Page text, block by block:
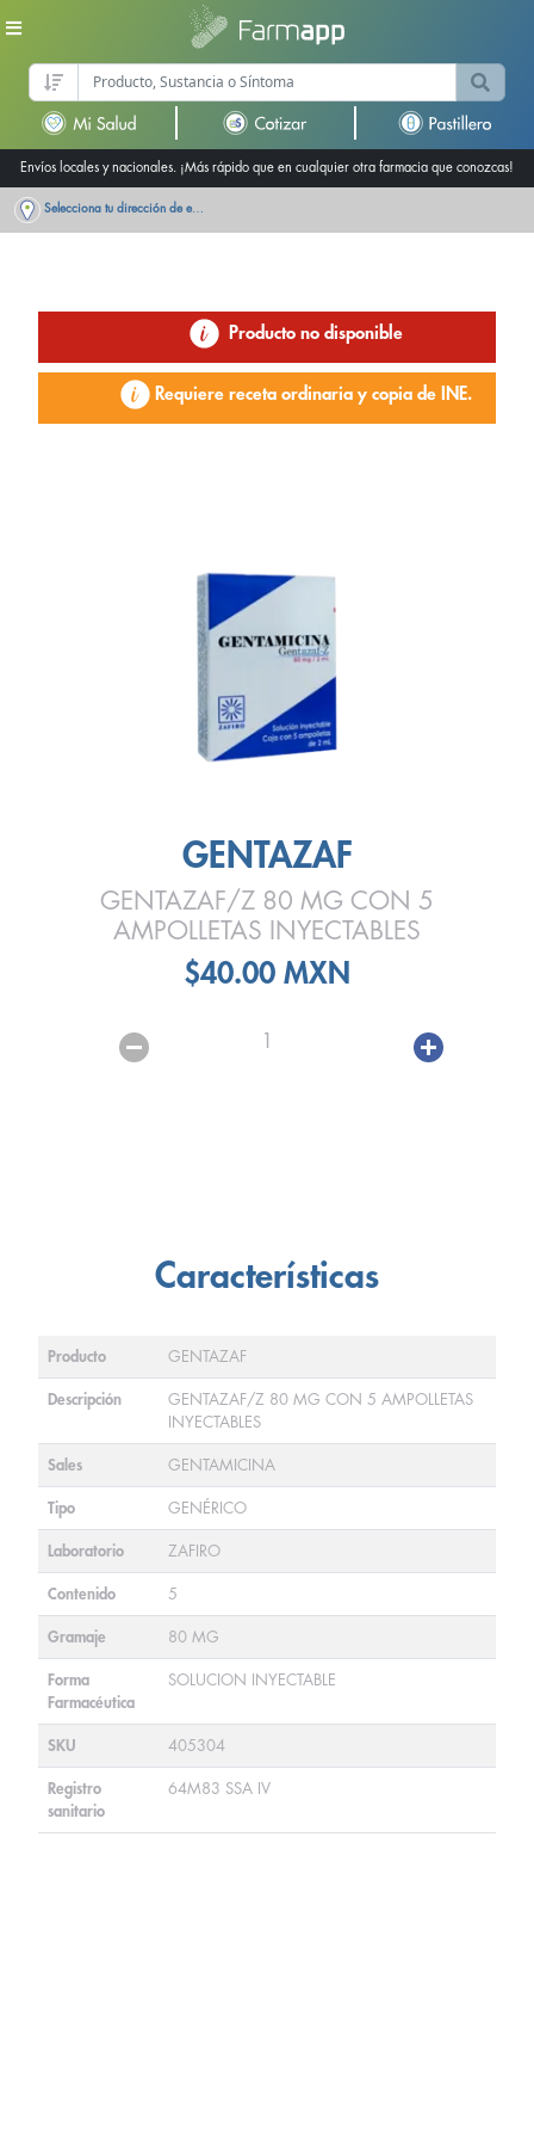
Envíos locales y nacionales. ¡Más rápido que en cualquier otra farmacia que conozcas!
Selecciona tu dirección de entrega
Producto no disponible
Requiere receta ordinaria y copia de INE.
GENTAZAF
GENTAZAF/Z 80 MG CON 5
AMPOLLETAS INYECTABLES
$40.00 MXN
1
Características
Producto GENTAZAF
Descripción
GENTAZAF/Z 80 MG CON 5 AMPOLLETAS
INYECTABLES
Sales GENTAMICINA
Tipo GENÉRICO
Laboratorio ZAFIRO
Contenido 5
Gramaje 80 MG
Forma
Farmacéutica
SOLUCION INYECTABLE
SKU 405304
Registro
sanitario
64M83 SSA IV